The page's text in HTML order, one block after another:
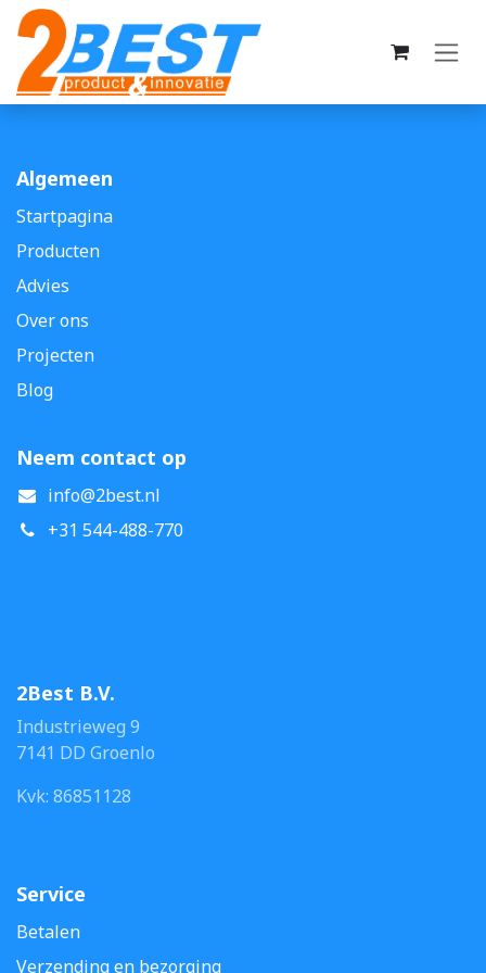
Overslaan naar inhoud
Algemeen
Startpagina
Producten
Advies
Over ons
Projecten
Blog
Neem contact op
info@2best.nl
+31 544-488-770
2Best B.V.
Industrieweg 9
7141 DD Groenlo
Kvk: 86851128
Service
Betalen
Verzending en bezorging